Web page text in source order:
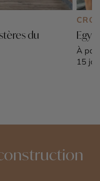
du
À
15